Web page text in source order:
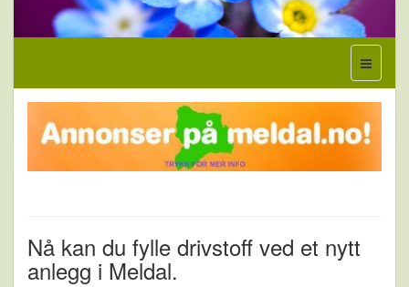
Nå kan du fylle drivstoff ved et nytt
anlegg i Meldal.